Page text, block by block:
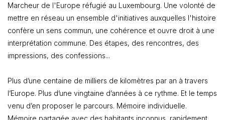
Marcheur de l'Europe réfugié au Luxembourg. Une volonté de
mettre en réseau un ensemble d'initiatives auxquelles l'histoire
confère un sens commun, une cohérence et ouvre droit à une
interprétation commune. Des étapes, des rencontres, des
impressions, des confessions...
Plus d’une centaine de milliers de kilomètres par an à travers
l’Europe. Plus d’une vingtaine d’années à ce rythme. Et le temps
venu d’en proposer le parcours. Mémoire individuelle.
Mémoire partagée avec des habitants inconnus, rapidement